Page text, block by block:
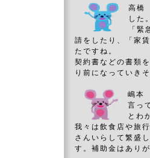
高橋
した
「
請をしたり、「家
たですね。
契約書などの書類
り前になっていき
嶋本
言っ
とわ
我々は飲食店や旅
さんいらして繁盛
す。補助金はあり